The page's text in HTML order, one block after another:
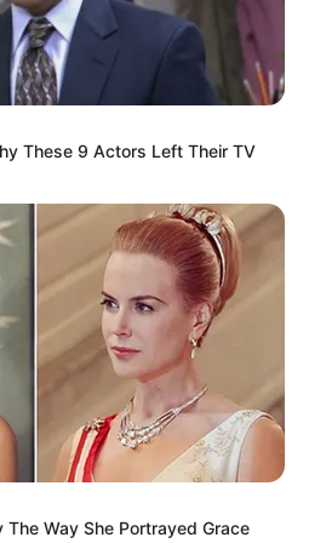
üzenetet közvetít:
hanem továbbra is
bevezetett
These 9 Actors Left Their TV
Way She Portrayed Grace